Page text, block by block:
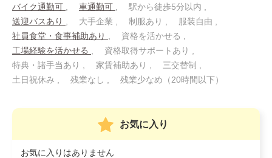
バイク通勤可
車通勤可
駅から徒歩5分以内
送迎バスあり
大手企業 制服あり
服装自由
社員食堂・食事補助あり
資格を活かせる
工場経験を活かせる
資格取得サポートあり
特典・諸手当あり
家賃補助あり
三交替制
土日祝休み
残業なし 残業少なめ（20時間以下）
お気に入り
お気に入りはありません